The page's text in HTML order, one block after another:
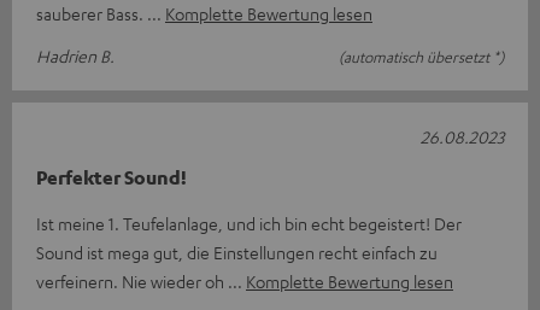
sauberer Bass.
Komplette Bewertung lesen
Hadrien B.
(automatisch übersetzt *)
Perfekter Sound!
Ist meine 1. Teufelanlage, und ich bin echt begeistert! Der
Sound ist mega gut, die Einstellungen recht einfach zu
verfeinern. Nie wieder oh
Komplette Bewertung lesen
26.08.2023